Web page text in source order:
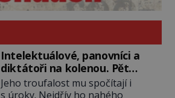
Intelektuálové, panovníci a
diktátoři na kolenou. Pět
posledních okamžiků před
popravou
Jeho troufalost mu spočítají i
s úroky. Nejdřív ho nahého